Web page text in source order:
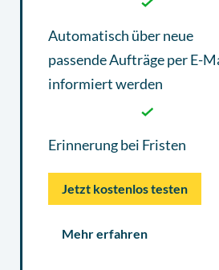
Automatisch über neue
passende Aufträge per E-
informiert werden
Erinnerung bei Fristen
Jetzt kostenlos testen
Mehr erfahren